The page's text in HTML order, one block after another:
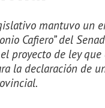
VISITAS GUIADAS
CONTACTO
mantuvo un
Cafiero” del
proyecto de ley que
la declaración de